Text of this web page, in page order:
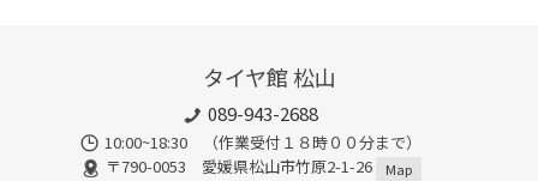
タイヤ館 松山
089-943-2688
10:00~18:30 （作業受付１８時００分まで）
〒790-0053 愛媛県松山市竹原2-1-26
Map